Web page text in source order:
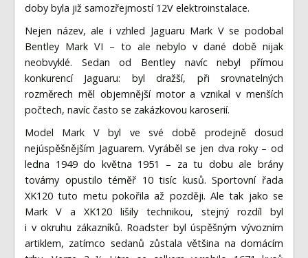
doby byla již samozřejmostí 12V elektroinstalace.
Nejen název, ale i vzhled Jaguaru Mark V se podobal
Bentley Mark VI – to ale nebylo v dané době nijak
neobvyklé. Sedan od Bentley navíc nebyl přímou
konkurencí Jaguaru: byl dražší, při srovnatelných
rozměrech měl objemnější motor a vznikal v menších
počtech, navíc často se zakázkovou karoserií.
Model Mark V byl ve své době prodejně dosud
nejúspěšnějším Jaguarem. Vyráběl se jen dva roky – od
ledna 1949 do května 1951 – za tu dobu ale brány
továrny opustilo téměř 10 tisíc kusů. Sportovní řada
XK120 tuto metu pokořila až později. Ale tak jako se
Mark V a XK120 lišily technikou, stejný rozdíl byl
i v okruhu zákazníků. Roadster byl úspěšným vývozním
artiklem, zatímco sedanů zůstala většina na domácím